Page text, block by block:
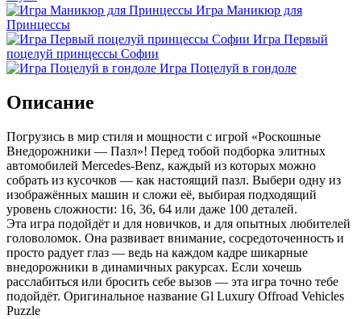
Игра Маникюр для
Принцессы
Игра Первый
поцелуй принцессы Софии
Игра Поцелуй в гондоле
Описание
Погрузись в мир стиля и мощности с игрой «Роскошные
Внедорожники — Пазл»! Перед тобой подборка элитных
автомобилей Mercedes-Benz, каждый из которых можно
собрать из кусочков — как настоящий пазл. Выбери одну из
изображённых машин и сложи её, выбирая подходящий
уровень сложности: 16, 36, 64 или даже 100 деталей.
Эта игра подойдёт и для новичков, и для опытных любителей
головоломок. Она развивает внимание, сосредоточенность и
просто радует глаз — ведь на каждом кадре шикарные
внедорожники в динамичных ракурсах. Если хочешь
расслабиться или бросить себе вызов — эта игра точно тебе
подойдёт. Оригинальное название Gl Luxury Offroad Vehicles
Puzzle